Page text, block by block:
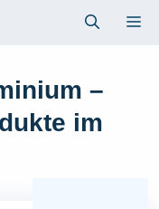
–
im